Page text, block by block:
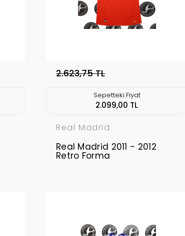
2.623,75 TL
Sepetteki Fiyat
2.099,00 TL
Real Madrid
Real Madrid 2011 - 2012
Retro Forma